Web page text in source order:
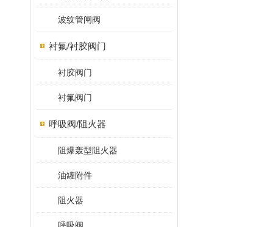
波纹管闸阀
衬氟/衬胶阀门
衬胶阀门
衬氟阀门
呼吸阀/阻火器
阻爆轰型阻火器
油罐附件
阻火器